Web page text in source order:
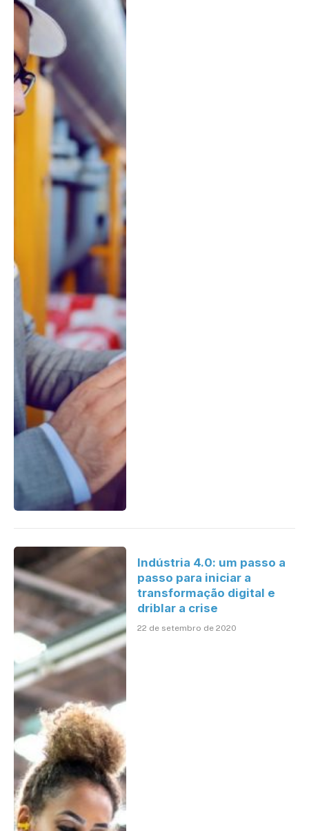
Indústria 4.0: um passo a
passo para iniciar a
transformação digital e
driblar a crise
22 de setembro de 2020